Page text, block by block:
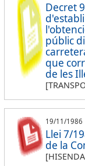
Decret
públic
que
de les
19/11/1986
Llei 7/
de la